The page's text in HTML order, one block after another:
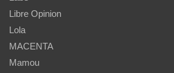
Libre Opinion
Lola
MACENTA
Mamou